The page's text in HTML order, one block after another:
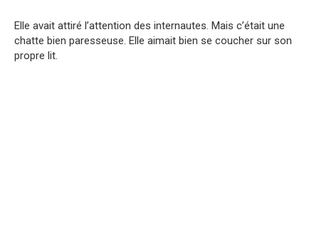
Elle avait attiré l’attention des internautes. Mais c’était une
chatte bien paresseuse. Elle aimait bien se coucher sur son
propre lit.